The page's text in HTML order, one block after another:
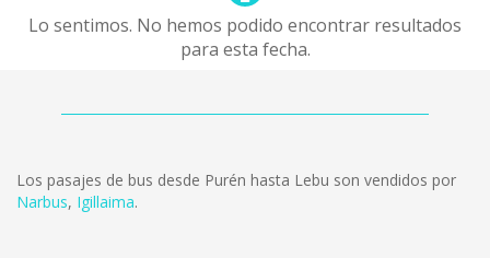
Lo sentimos. No hemos podido encontrar resultados
para esta fecha.
Los pasajes de bus desde Purén hasta Lebu son vendidos por
Narbus, Igillaima.